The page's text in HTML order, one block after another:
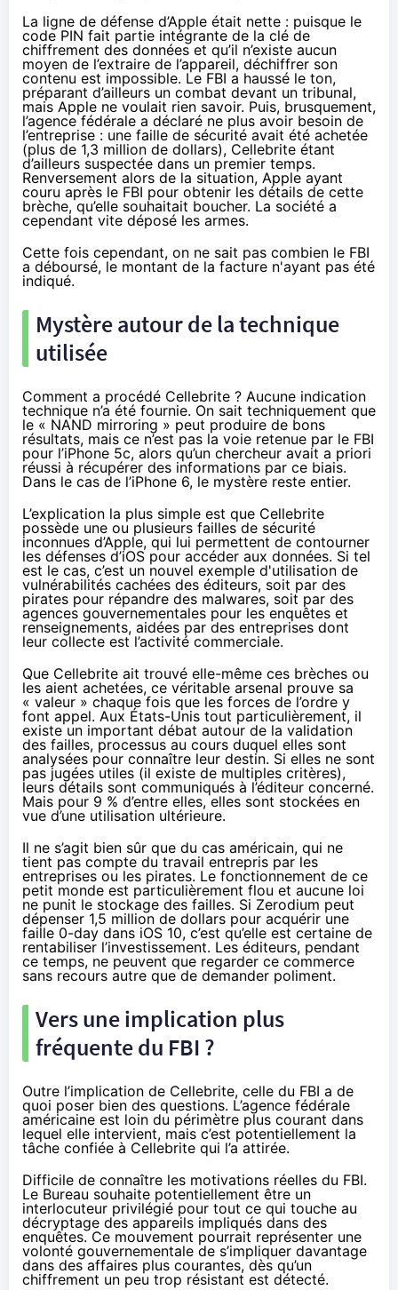
La ligne de défense d’Apple était nette : puisque le
code PIN fait partie intégrante de la clé de
chiffrement des données et qu’il n’existe aucun
moyen de l’extraire de l’appareil, déchiffrer son
contenu est impossible. Le FBI a haussé le ton,
préparant d’ailleurs un combat devant un tribunal,
mais Apple ne voulait rien savoir. Puis, brusquement,
l’agence fédérale a déclaré ne plus avoir besoin de
l’entreprise : une faille de sécurité avait été achetée
(plus de 1,3 million de dollars), Cellebrite étant
d’ailleurs suspectée dans un premier temps.
Renversement alors de la situation, Apple ayant
couru après le FBI pour obtenir les détails de cette
brèche, qu’elle souhaitait boucher. La société a
cependant vite déposé les armes.
Cette fois cependant, on ne sait pas combien le FBI
a déboursé, le montant de la facture n'ayant pas été
indiqué.
Mystère autour de la technique
utilisée
Comment a procédé Cellebrite ? Aucune indication
technique n’a été fournie. On sait techniquement que
le « NAND mirroring » peut produire de bons
résultats, mais ce n’est pas la voie retenue par le FBI
pour l’iPhone 5c, alors qu’un chercheur avait a priori
réussi à récupérer des informations par ce biais.
Dans le cas de l’iPhone 6, le mystère reste entier.
L’explication la plus simple est que Cellebrite
possède une ou plusieurs failles de sécurité
inconnues d’Apple, qui lui permettent de contourner
les défenses d’iOS pour accéder aux données. Si tel
est le cas, c’est un nouvel exemple d'utilisation de
vulnérabilités cachées des éditeurs, soit par des
pirates pour répandre des malwares, soit par des
agences gouvernementales pour les enquêtes et
renseignements, aidées par des entreprises dont
leur collecte est l’activité commerciale.
Que Cellebrite ait trouvé elle-même ces brèches ou
les aient achetées, ce véritable arsenal prouve sa
« valeur » chaque fois que les forces de l’ordre y
font appel. Aux États-Unis tout particulièrement, il
existe un important débat autour de la validation
des failles, processus au cours duquel elles sont
analysées pour connaître leur destin. Si elles ne sont
pas jugées utiles (il existe de multiples critères),
leurs détails sont communiqués à l’éditeur concerné.
Mais pour 9 % d’entre elles, elles sont stockées en
vue d’une utilisation ultérieure.
Il ne s’agit bien sûr que du cas américain, qui ne
tient pas compte du travail entrepris par les
entreprises ou les pirates. Le fonctionnement de ce
petit monde est particulièrement flou et aucune loi
ne punit le stockage des failles. Si Zerodium peut
dépenser 1,5 million de dollars pour acquérir une
faille 0-day dans iOS 10, c’est qu’elle est certaine de
rentabiliser l’investissement. Les éditeurs, pendant
ce temps, ne peuvent que regarder ce commerce
sans recours autre que de demander poliment.
Vers une implication plus
fréquente du FBI ?
Outre l’implication de Cellebrite, celle du FBI a de
quoi poser bien des questions. L’agence fédérale
américaine est loin du périmètre plus courant dans
lequel elle intervient, mais c’est potentiellement la
tâche confiée à Cellebrite qui l’a attirée.
Difficile de connaître les motivations réelles du FBI.
Le Bureau souhaite potentiellement être un
interlocuteur privilégié pour tout ce qui touche au
décryptage des appareils impliqués dans des
enquêtes. Ce mouvement pourrait représenter une
volonté gouvernementale de s’impliquer davantage
dans des affaires plus courantes, dès qu’un
chiffrement un peu trop résistant est détecté.